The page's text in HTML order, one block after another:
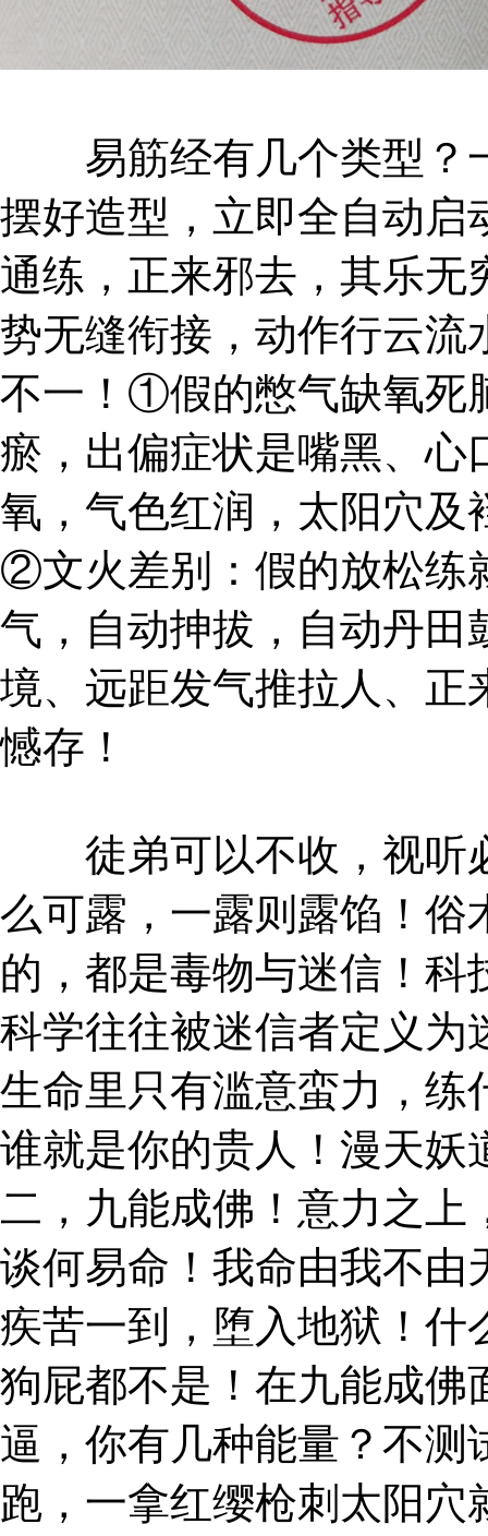
易筋经有几个类型？
摆好造型，立即全自动启
通练，正来邪去，其乐无
势无缝衔接，动作行云流
不一！①假的憋气缺氧死
瘀，出偏症状是嘴黑、心
氧，气色红润，太阳穴及
②文火差别：假的放松练
气，自动抻拔，自动丹田
境、远距发气推拉人、正
憾存！
徒弟可以不收，视听
么可露，一露则露馅！俗
的，都是毒物与迷信！
科学往往被迷信者定义为
生命里只有滥意蛮力，练
谁就是你的贵人！漫天妖
二，九能成佛！意力之上
谈何易命！我命由我不由
疾苦一到，堕入地狱！什
狗屁都不是！在九能成佛
逼，你有几种能量？不测
跑，一拿红缨枪刺太阳